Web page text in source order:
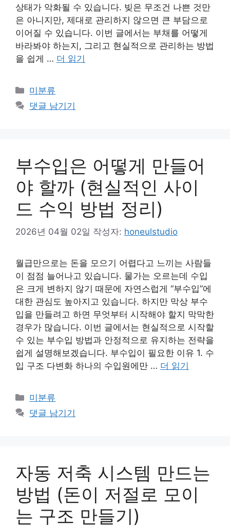
상태가 악화될 수 있습니다. 빚은 무조건 나쁜 것만
은 아니지만, 제대로 관리하지 않으면 큰 부담으로
이어질 수 있습니다. 이번 글에서는 부채를 어떻게
바라봐야 하는지, 그리고 현실적으로 관리하는 방법
을 쉽게 … 더 읽기
카
테
미분류
댓글 남기기
부수입은 어떻게 만들어
야 할까 (현실적인 사이
드 수익 방법 정리)
2026년 04월 02일 작성자: honeulstudio
월급만으로는 돈을 모으기 어렵다고 느끼는 사람들
이 점점 늘어나고 있습니다. 물가는 오르는데 수입
은 크게 변하지 않기 때문에 자연스럽게 “부수입”에
대한 관심도 높아지고 있습니다. 하지만 막상 부수
입을 만들려고 하면 무엇부터 시작해야 할지 막막한
경우가 많습니다. 이번 글에서는 현실적으로 시작할
수 있는 부수입 방법과 안정적으로 유지하는 전략을
쉽게 설명해보겠습니다. 부수입이 필요한 이유 1. 수
입 구조 다변화 하나의 수입원에만 … 더 읽기
카
테
고
미분류
댓글 남기기
자동 저축 시스템 만드는
방법 (돈이 저절로 모이
는 구조 만들기)